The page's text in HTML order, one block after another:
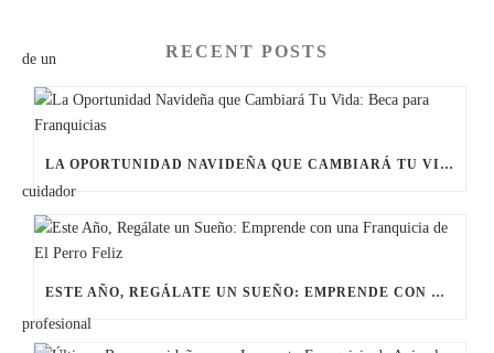
RECENT POSTS
LA OPORTUNIDAD NAVIDEÑA QUE CAMBIARÁ TU VIDA: BECA PARA FRANQUICIAS
ESTE AÑO, REGÁLATE UN SUEÑO: EMPRENDE CON UNA FRANQUICIA DE EL PERRO FELIZ